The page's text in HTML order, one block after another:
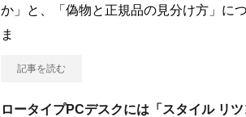
か」と、「偽物と正規品の見分け方」に
ま
記事を読む
ロータイプPCデスクには「スタイル リ